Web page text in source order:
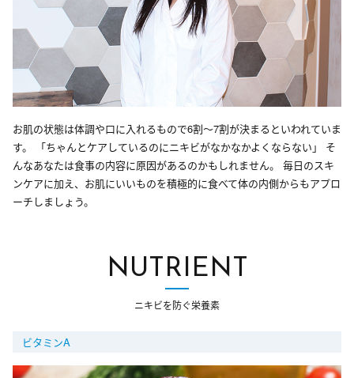
お肌の状態は体調や口に入れるもので6割～7割が決まるといわれていま
す。 「ちゃんとケアしているのにニキビがなかなかよくならない」 そ
んなあなたは食事の内容に原因があるのかもしれません。 毎日のスキ
ンケアに加え、お肌にいいものを積極的に食べて体の内側からもアプロ
ーチしましょう。
NUTRIENT
ニキビを防ぐ栄養素
ビタミンA